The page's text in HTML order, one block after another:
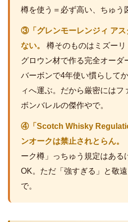
樽を使う＝必ず高い、ちゅう
③「グレンモーレンジィ アス
ない。
樽そのものはミズー
グロウン材で作る完全オーダ
バーボンで4年使い慣らして
ィへ運ぶ。だから厳密にはフ
ボンバレルの傑作やで。
④「Scotch Whisky
ンオークは禁止されとらん。
ーク樽」っちゅう規定はある
OK。ただ「強すぎる」と敬
で。